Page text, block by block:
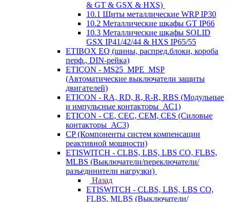
& GT & GSX & HXS)
10.1 Щиты металлические WRP IP30
10.2 Металлические шкафы GT IP66
10.3 Металлические шкафы SOLID
GSX IP41/42/44 & HXS IP65/55
ETIBOX EQ (шины, распред.блоки, короба
перф., DIN-рейка)
ETICON - MS25_MPE_MSP
(Автоматические выключатели защиты
двигателей)
ETICON - RA, RD, R, R-R, RBS (Модульные
и импульсные контакторы_АС1)
ETICON - CE, CEC, CEM, CES (Силовые
контакторы_АС3)
CP (Компоненты систем компенсации
реактивной мощности)
ETISWITCH - CLBS, LBS, LBS CO, FLBS,
MLBS (Выключатели/переключатели/
разъединители нагрузки)
Назад
ETISWITCH - CLBS, LBS, LBS CO,
FLBS, MLBS (Выключатели/